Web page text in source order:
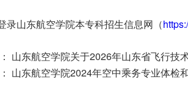
录山东航空学院本专科招生信息网（
： 山东航空学院关于2026年山东省飞行技
： 山东航空学院2024年空中乘务专业体检